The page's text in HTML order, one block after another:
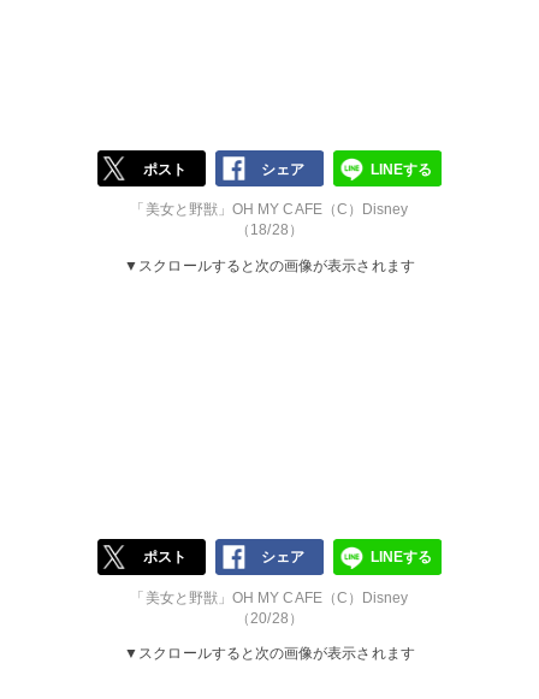
ポスト シェア LINEする
「美女と野獣」OH MY CAFE（C）Disney
（18/28）
▼スクロールすると次の画像が表示されます
ポスト シェア LINEする
「美女と野獣」OH MY CAFE（C）Disney
（20/28）
▼スクロールすると次の画像が表示されます